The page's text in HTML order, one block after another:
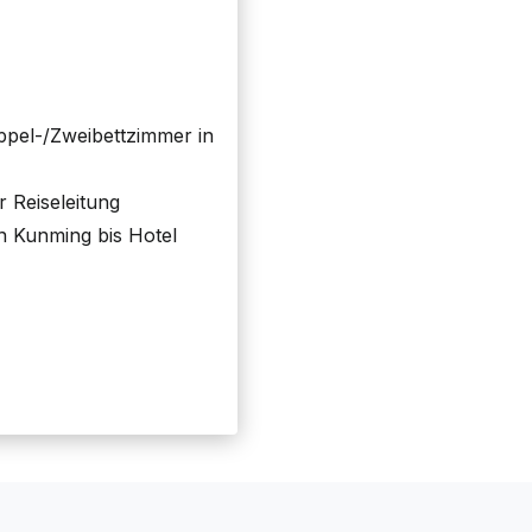
Zweibettzimmer in
Reiseleitung
Kunming bis Hotel